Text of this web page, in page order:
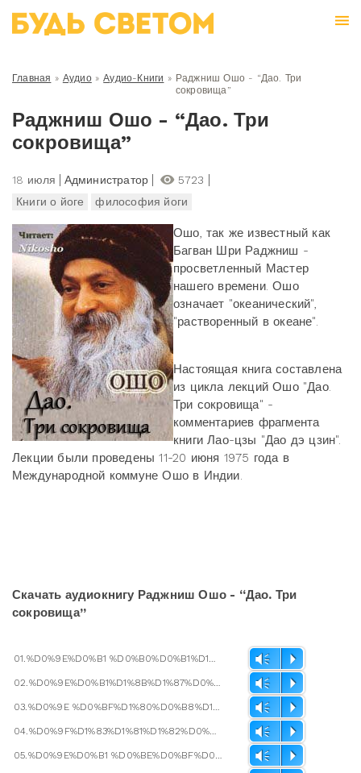
Главная » Аудио» Аудио-Книги » Раджниш Ошо - “Дао. Три
сокровища”
Раджниш Ошо - “Дао. Три
сокровища”
18 июля Администратор
5723
Книги о йоге
философия йоги
Ошо, так же известный как
Багван Шри Раджниш -
просветленный Мастер
нашего времени. Ошо
означает "океанический",
"растворенный в океане".
Настоящая книга составлена
из цикла лекций Ошо "Дао.
Три сокровища" -
комментариев фрагмента
книги Лао-цзы "Дао дэ цзин".
Лекции были проведены 11-20 июня 1975 года в
Международной коммуне Ошо в Индии.
Скачать аудиокнигу Раджниш Ошо - “Дао. Три
сокровища”
01.%D0%9E%D0%B1 %D0%B0%D0%B1%D1%81%D0%BE%D0%BB%D1%8E%D1%82%D0%BD%D0%BE%D0%BC %D0%94%D0%B0%D0%BE.mp3 Vm P
02.%D0%9E%D0%B1%D1%8B%D1%87%D0%BD%D0%BE%D1%81%D1%82%D1%8C.mp3 Vm P
03.%D0%9E %D0%BF%D1%80%D0%B8%D1%80%D0%BE%D0%B4%D0%B5 %D0%94%D0%B0%D0%BE.mp3 Vm P
04.%D0%9F%D1%83%D1%81%D1%82%D0%BE%D1%82%D0%B0.mp3 Vm P
05.%D0%9E%D0%B1 %D0%BE%D0%BF%D0%B0%D1%81%D0%BD%D0%BE%D1%81%D1%82%D0%B8 %D1%83%D1%81%D0%BF%D0%B5%D1%85%D0%B0.mp3 Vm P